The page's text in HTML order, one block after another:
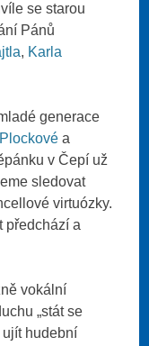
se starou
Pánů
, Karla
generace
a
v Čepí už
sledovat
virtuózky.
předchází a
vokální
„stát se
ujít hudební